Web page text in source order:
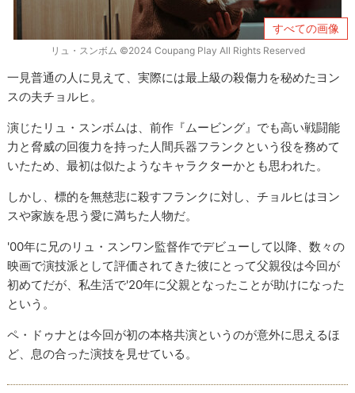
すべての画像
リュ・スンボム ©2024 Coupang Play All Rights Reserved
一見普通の人に見えて、実際には最上級の殺傷力を秘めたヨン
スの夫チョルヒ。
演じたリュ・スンボムは、前作『ムービング』でも高い戦闘能
力と脅威の回復力を持った人間兵器フランクという役を務めて
いたため、最初は似たようなキャラクターかとも思われた。
しかし、標的を無慈悲に殺すフランクに対し、チョルヒはヨン
スや家族を思う愛に満ちた人物だ。
'00年に兄のリュ・スンワン監督作でデビューして以降、数々の
映画で演技派として評価されてきた彼にとって父親役は今回が
初めてだが、私生活で'20年に父親となったことが助けになった
という。
ペ・ドゥナとは今回が初の本格共演というのが意外に思えるほ
ど、息の合った演技を見せている。